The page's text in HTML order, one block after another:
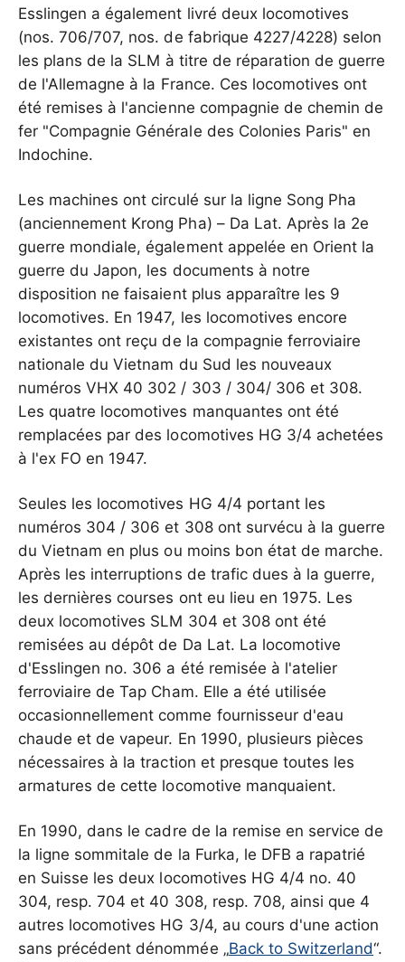
Esslingen a également livré deux locomotives
(nos. 706/707, nos. de fabrique 4227/4228) selon
les plans de la SLM à titre de réparation de guerre
de l'Allemagne à la France. Ces locomotives ont
été remises à l'ancienne compagnie de chemin de
fer "Compagnie Générale des Colonies Paris" en
Indochine.
Les machines ont circulé sur la ligne Song Pha
(anciennement Krong Pha) – Da Lat. Après la 2e
guerre mondiale, également appelée en Orient la
guerre du Japon, les documents à notre
disposition ne faisaient plus apparaître les 9
locomotives. En 1947, les locomotives encore
existantes ont reçu de la compagnie ferroviaire
nationale du Vietnam du Sud les nouveaux
numéros VHX 40 302 / 303 / 304/ 306 et 308.
Les quatre locomotives manquantes ont été
remplacées par des locomotives HG 3/4 achetées
à l'ex FO en 1947.
Seules les locomotives HG 4/4 portant les
numéros 304 / 306 et 308 ont survécu à la guerre
du Vietnam en plus ou moins bon état de marche.
Après les interruptions de trafic dues à la guerre,
les dernières courses ont eu lieu en 1975. Les
deux locomotives SLM 304 et 308 ont été
remisées au dépôt de Da Lat. La locomotive
d'Esslingen no. 306 a été remisée à l'atelier
ferroviaire de Tap Cham. Elle a été utilisée
occasionnellement comme fournisseur d'eau
chaude et de vapeur. En 1990, plusieurs pièces
nécessaires à la traction et presque toutes les
armatures de cette locomotive manquaient.
En 1990, dans le cadre de la remise en service de
la ligne sommitale de la Furka, le DFB a rapatrié
en Suisse les deux locomotives HG 4/4 no. 40
304, resp. 704 et 40 308, resp. 708, ainsi que 4
autres locomotives HG 3/4, au cours d'une action
sans précédent dénommée „Back to Switzerland“.